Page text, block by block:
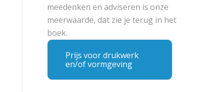
meedenken en adviseren is onze
meerwaarde, dat zie je terug in het
boek.
Prijs voor drukwerk
en/of vormgeving